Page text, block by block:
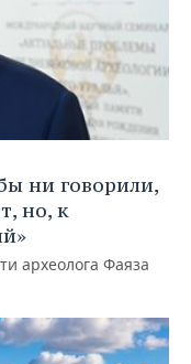
ни говорили,
но, к
археолога Фаяза